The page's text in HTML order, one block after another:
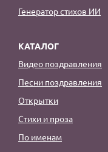
Генератор стихов ИИ
КАТАЛОГ
Видео поздравления
Песни поздравления
Открытки
Стихи и проза
По именам